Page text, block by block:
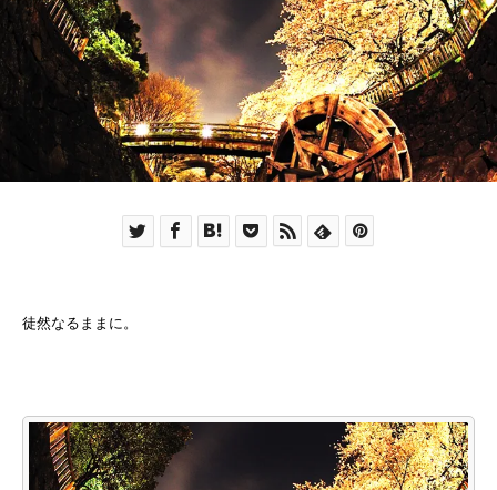
徒然なるままに。